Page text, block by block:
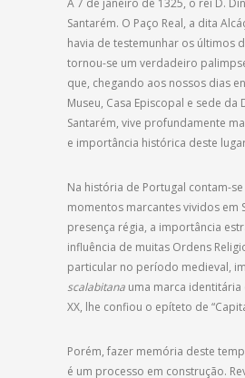
A 7 de janeiro de 1325, o rei D.
Santarém. O Paço Real, a dita
havia de testemunhar os últimos
tornou-se um verdadeiro
que, chegando aos nossos dias
Museu, Casa Episcopal e sede da
Santarém, vive profundamente
e importância histórica deste
Na história de Portugal contam-
momentos marcantes vividos em
presença régia, a importância
influência de muitas Ordens
particular no período medieval,
scalabitana uma marca identitária
XX, lhe confiou o epíteto de
Porém, fazer memória deste
é um processo em construção.